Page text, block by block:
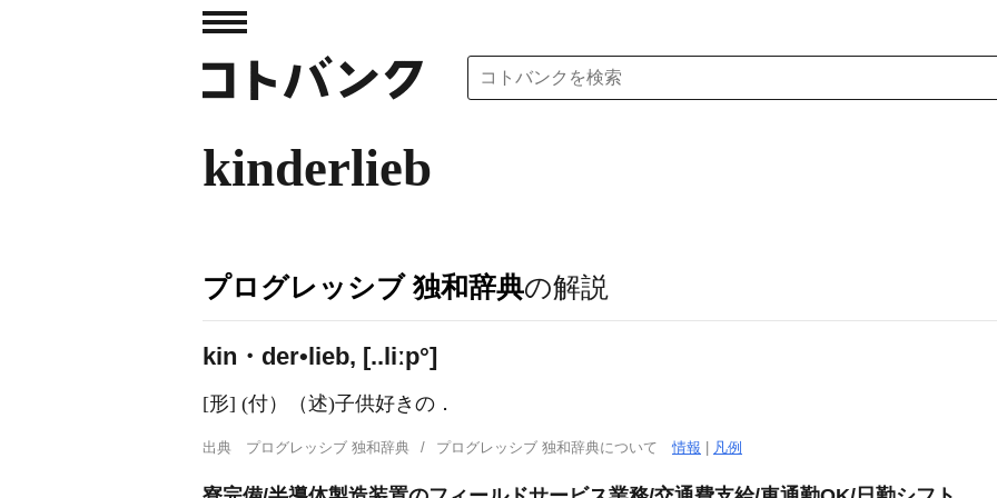
kinderlieb
プログレッシブ 独和辞典の解説
kin・der•lieb, [..liːp°]
[形] (付）（述)子供好きの．
出典 プログレッシブ 独和辞典 プログレッシブ 独和辞典について情報 凡例